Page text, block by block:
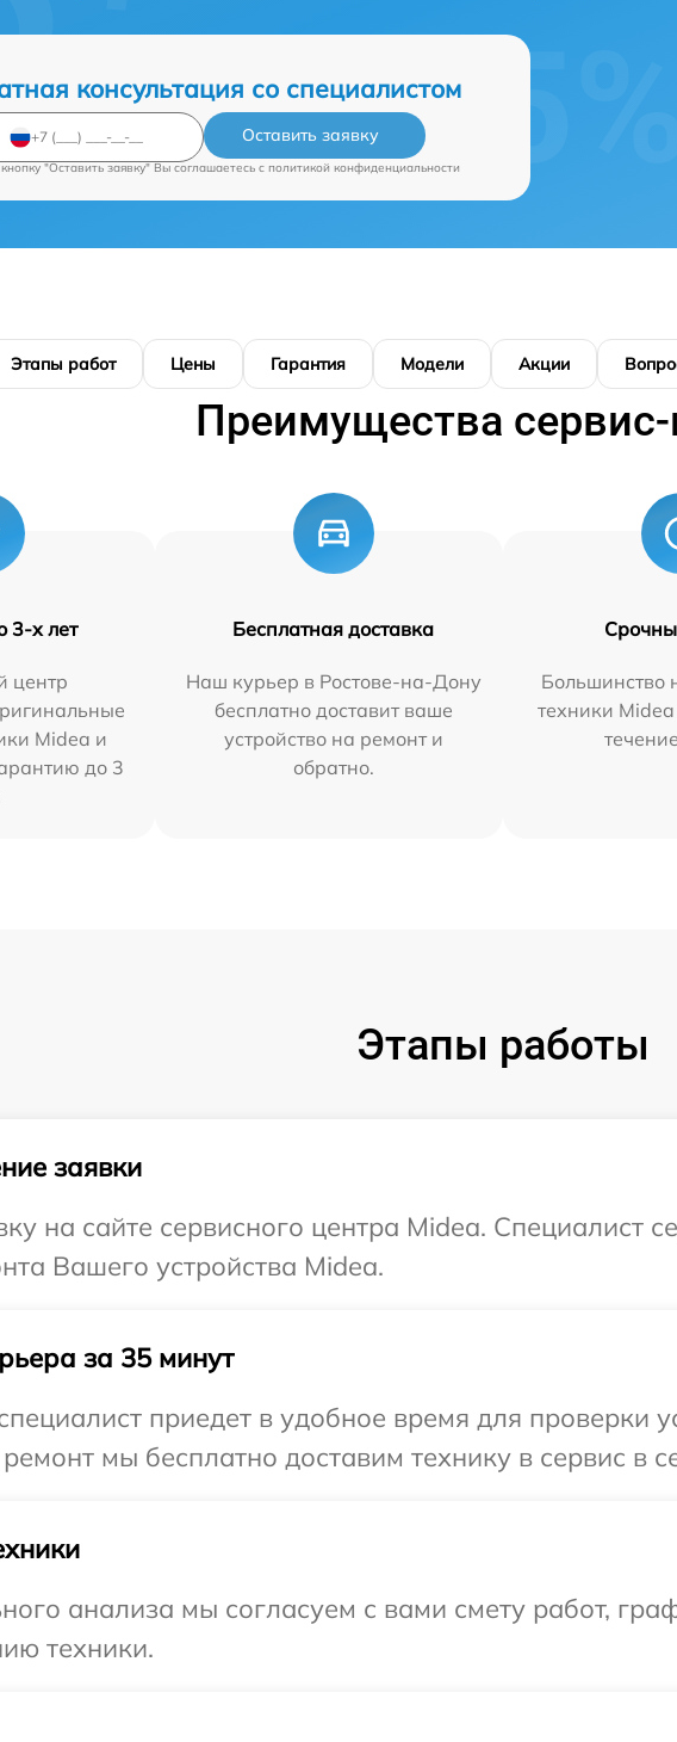
консультация со специалистом
Оставить заявку
"Оставить заявку" Вы соглашаетесь c политикой конфиденциальности
Этапы работ Цены Гарантия Модели Акции
Преимущества сервис-
3-х лет
центр
Midea и
до 3
Бесплатная доставка
Наш курьер в Ростове-на-Дону
бесплатно доставит ваше
устройство на ремонт и
обратно.
Большинство
техники
Этапы работы
заявки
на сайте сервисного центра Midea. Специалист
Вашего устройства Midea.
за 35 минут
приедет в удобное время для проверки
мы бесплатно доставим технику в сервис в
анализа мы согласуем с вами смету работ,
техники.